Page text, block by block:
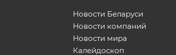
Новости Беларуси
Новости компаний
Новости мира
Калейдоскоп